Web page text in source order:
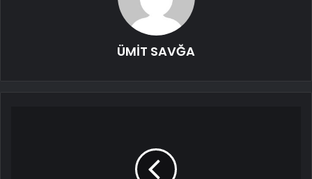
ÜMİT SAVĞA